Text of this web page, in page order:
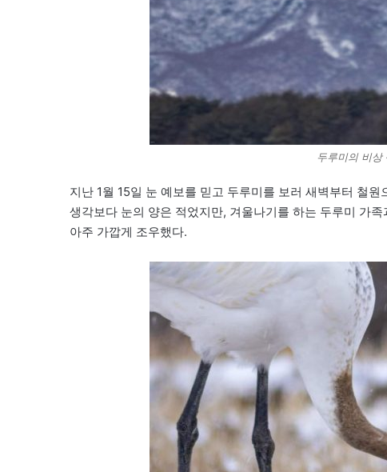
두루미의 비
지난 1월 15일 눈 예보를 믿고 두루미를 보러 새벽부터 철원
생각보다 눈의 양은 적었지만, 겨울나기를 하는 두루미 가족
아주 가깝게 조우했다.